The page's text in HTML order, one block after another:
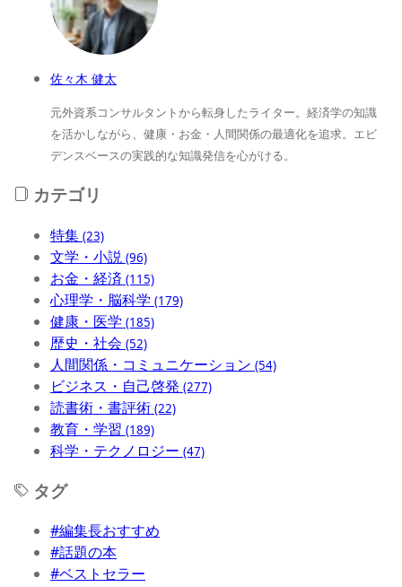
佐々木 健太
元外資系コンサルタントから転身したライター。経済学の知識
を活かしながら、健康・お金・人間関係の最適化を追求。エビ
デンスベースの実践的な知識発信を心がける。
カテゴリ
特集 (23)
文学・小説 (96)
お金・経済 (115)
心理学・脳科学 (179)
健康・医学 (185)
歴史・社会 (52)
人間関係・コミュニケーション (54)
ビジネス・自己啓発 (277)
読書術・書評術 (22)
教育・学習 (189)
科学・テクノロジー (47)
タグ
#編集長おすすめ
#話題の本
#ベストセラー